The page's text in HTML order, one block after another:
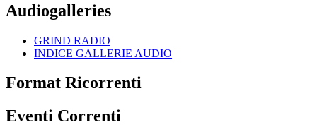
Audiogalleries
GRIND RADIO
INDICE GALLERIE AUDIO
Format Ricorrenti
Eventi Correnti